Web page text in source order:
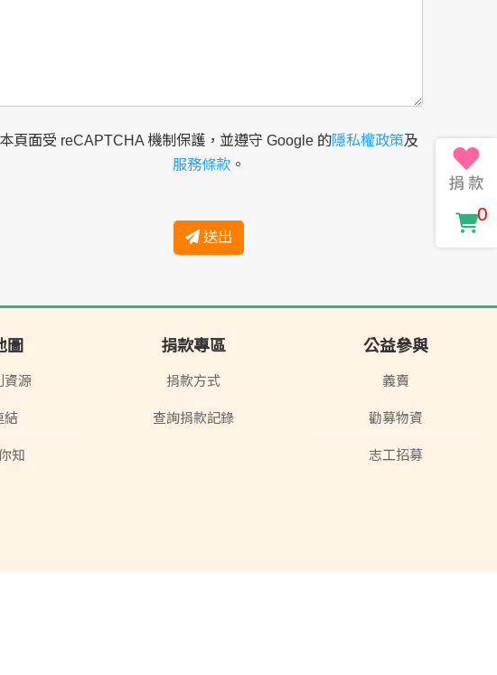
本頁面受 reCAPTCHA 機制保護，並遵守 Google 的隱私權政策及
服務條款。
送出
圖
資源
結
知
捐款專區
捐款方式
查詢捐款記錄
公益參與
義賣
勸募物資
志工招募
0